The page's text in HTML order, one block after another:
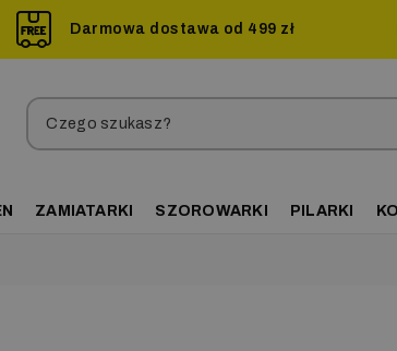
Darmowa dostawa od 499 zł
ZAMIATARKI SZOROWARKI PILARKI